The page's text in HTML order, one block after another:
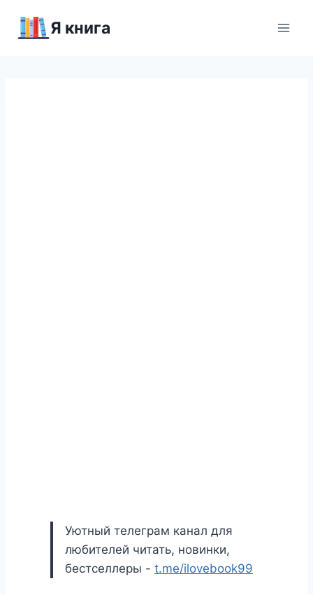
Я книга
Уютный телеграм канал для
любителей читать, новинки,
бестселлеры - t.me/ilovebook99